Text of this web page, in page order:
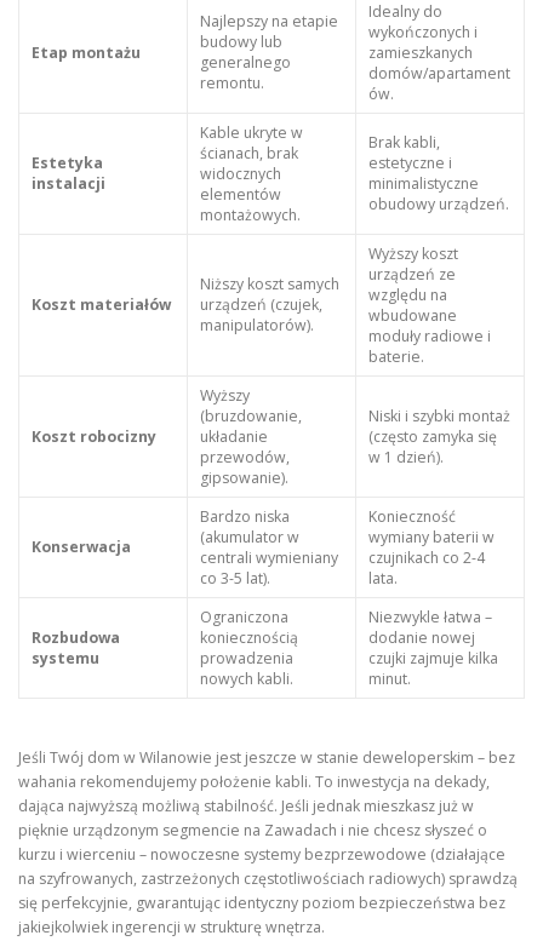
Etap montażu
Najlepszy na etapie
budowy lub
generalnego
remontu.
Idealny do
wykończonych i
zamieszkanych
domów/apartament
ów.
Estetyka
instalacji
Kable ukryte w
ścianach, brak
widocznych
elementów
montażowych.
Brak kabli,
estetyczne i
minimalistyczne
obudowy urządzeń.
Koszt materiałów
Niższy koszt samych
urządzeń (czujek,
manipulatorów).
Wyższy koszt
urządzeń ze
względu na
wbudowane
moduły radiowe i
baterie.
Koszt robocizny
Wyższy
(bruzdowanie,
układanie
przewodów,
gipsowanie).
Niski i szybki montaż
(często zamyka się
w 1 dzień).
Konserwacja
Bardzo niska
(akumulator w
centrali wymieniany
co 3-5 lat).
Konieczność
wymiany baterii w
czujnikach co 2-4
lata.
Rozbudowa
systemu
Ograniczona
koniecznością
prowadzenia
nowych kabli.
Niezwykle łatwa –
dodanie nowej
czujki zajmuje kilka
minut.
Jeśli Twój dom w Wilanowie jest jeszcze w stanie deweloperskim – bez
wahania rekomendujemy położenie kabli. To inwestycja na dekady,
dająca najwyższą możliwą stabilność. Jeśli jednak mieszkasz już w
pięknie urządzonym segmencie na Zawadach i nie chcesz słyszeć o
kurzu i wierceniu – nowoczesne systemy bezprzewodowe (działające
na szyfrowanych, zastrzeżonych częstotliwościach radiowych) sprawdzą
się perfekcyjnie, gwarantując identyczny poziom bezpieczeństwa bez
jakiejkolwiek ingerencji w strukturę wnętrza.